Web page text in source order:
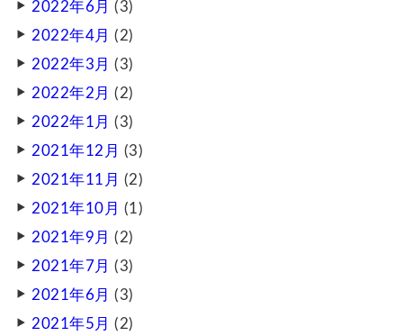
2022年6月 (3)
2022年4月 (2)
2022年3月 (3)
2022年2月 (2)
2022年1月 (3)
2021年12月 (3)
2021年11月 (2)
2021年10月 (1)
2021年9月 (2)
2021年7月 (3)
2021年6月 (3)
2021年5月 (2)